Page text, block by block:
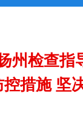
州检查
控措施 坚